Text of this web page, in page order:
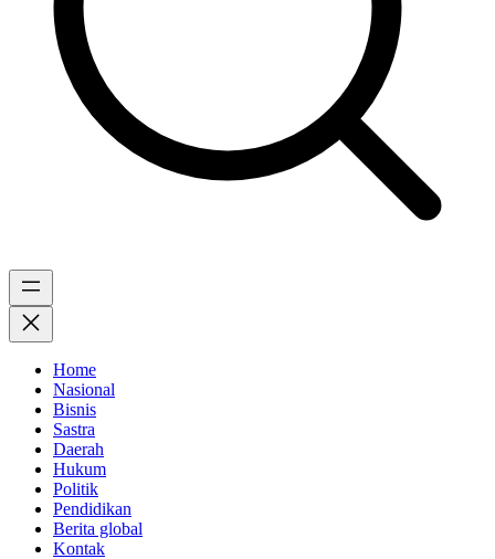
Home
Nasional
Bisnis
Sastra
Daerah
Hukum
Politik
Pendidikan
Berita global
Kontak